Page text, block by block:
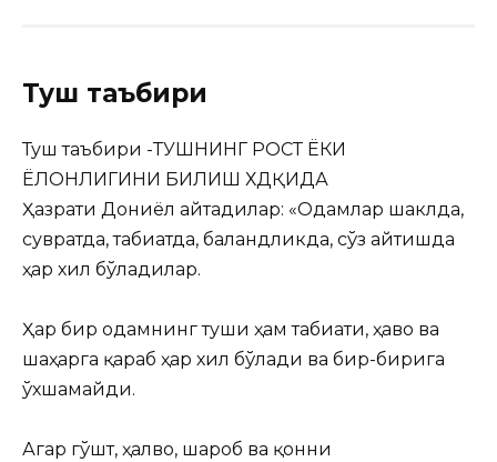
Туш таъбири
Туш таъбири -ТУШНИНГ РОСТ ЁКИ
ЁЛҒОНЛИГИНИ БИЛИШ ХДҚИДА
Ҳазрати Дониёл айтадилар: «Одамлар шаклда,
сувратда, табиатда, баландликда, сўз айтишда
ҳар хил бўладилар.
Ҳар бир одамнинг туши ҳам табиати, ҳаво ва
шаҳарга қараб ҳар хил бўлади ва бир-бирига
ўхшамайди.
Агар гўшт, ҳалво, шароб ва қонни